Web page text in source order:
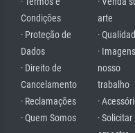
Condições
· Proteção de
Dados
· Direito de
Cancelamento
· Reclamações
· Quem Somos
arte
·
·
nosso
trabalho
·
· Solicitar